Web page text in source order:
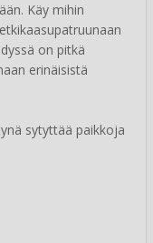
Käy mihin
on pitkä
erinäisistä
sytyttää paikkoja